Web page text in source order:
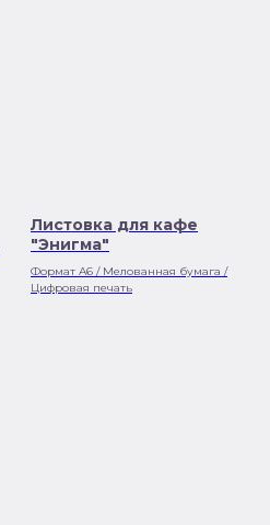
Листовка для кафе
"Энигма"
Формат А6 / Мелованная бумага /
Цифровая печать